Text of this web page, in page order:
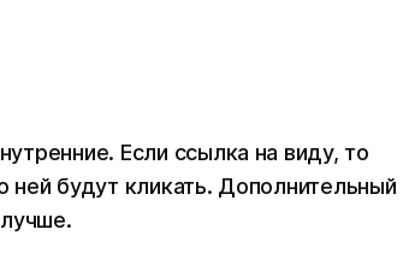
Если ссылка на виду, то
будут кликать. Дополнительный